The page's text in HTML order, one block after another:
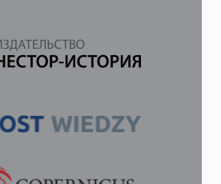
ЛЕНИНГРАДЕ
(1703-
1924)